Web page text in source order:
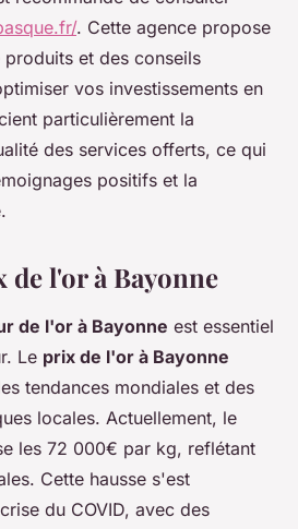
. Cette agence propose
et des conseils
vos investissements en
particulièrement la
des services offerts, ce qui
positifs et la
l'or à Bayonne
de l'or à Bayonne est essentiel
Le prix de l'or à Bayonne
tendances mondiales et des
locales. Actuellement, le
les 72 000€ par kg, reflétant
Cette hausse s'est
du COVID, avec des